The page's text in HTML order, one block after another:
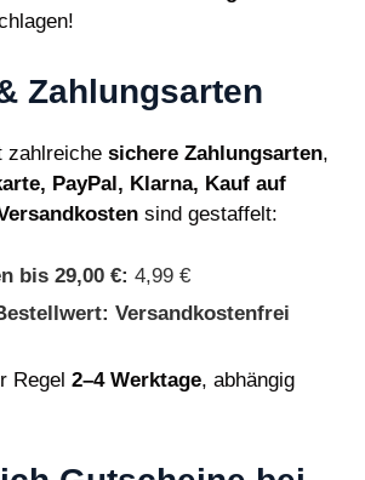
Zahlungsarten
zahlreiche sichere Zahlungsarten,
PayPal, Klarna, Kauf auf
sind gestaffelt:
bis 29,00 €: 4,99 €
Versandkostenfrei
Regel 2–4 Werktage, abhängig